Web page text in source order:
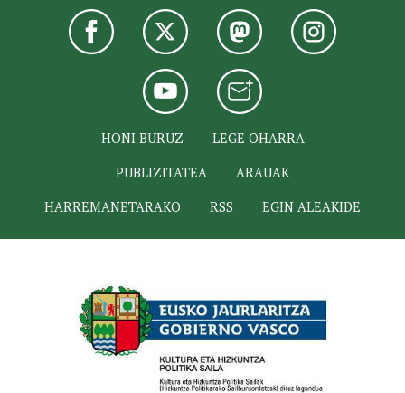
HONI BURUZ
LEGE OHARRA
PUBLIZITATEA
ARAUAK
HARREMANETARAKO
RSS EGIN ALEAKIDE